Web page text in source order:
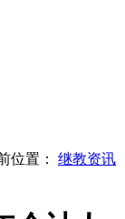
位置： 继教资讯